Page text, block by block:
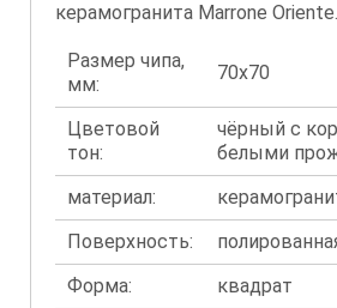
керамогранита Marrone Oriente.
Размер чипа,
мм:
70x70
Цветовой
тон:
чёрный с
белыми
материал:
Поверхность:
Форма:
квадрат